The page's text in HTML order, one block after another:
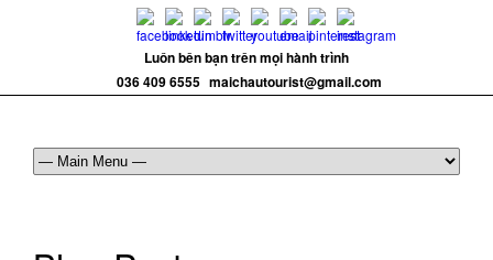
Luôn bên bạn trên mọi hành trình
036 409 6555 maichautourist@gmail.com